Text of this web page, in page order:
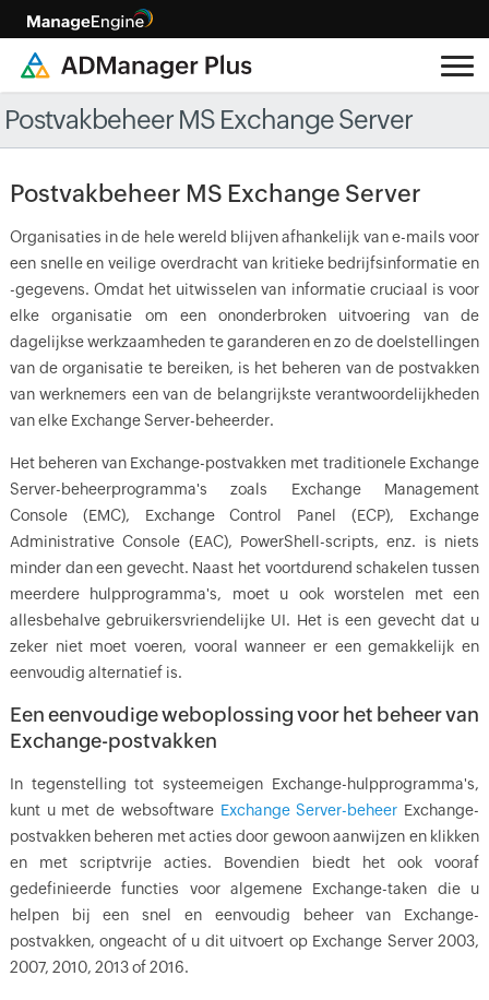
Postvakbeheer MS Exchange Server
Postvakbeheer MS Exchange Server
Organisaties in de hele wereld blijven afhankelijk van e-mails voor
een snelle en veilige overdracht van kritieke bedrijfsinformatie en
-gegevens. Omdat het uitwisselen van informatie cruciaal is voor
elke organisatie om een ononderbroken uitvoering van de
dagelijkse werkzaamheden te garanderen en zo de doelstellingen
van de organisatie te bereiken, is het beheren van de postvakken
van werknemers een van de belangrijkste verantwoordelijkheden
van elke Exchange Server-beheerder.
Het beheren van Exchange-postvakken met traditionele Exchange
Server-beheerprogramma's zoals Exchange Management
Console (EMC), Exchange Control Panel (ECP), Exchange
Administrative Console (EAC), PowerShell-scripts, enz. is niets
minder dan een gevecht. Naast het voortdurend schakelen tussen
meerdere hulpprogramma's, moet u ook worstelen met een
allesbehalve gebruikersvriendelijke UI. Het is een gevecht dat u
zeker niet moet voeren, vooral wanneer er een gemakkelijk en
eenvoudig alternatief is.
Een eenvoudige weboplossing voor het beheer van
Exchange-postvakken
In tegenstelling tot systeemeigen Exchange-hulpprogramma's,
kunt u met de websoftware Exchange Server-beheer Exchange-
postvakken beheren met acties door gewoon aanwijzen en klikken
en met scriptvrije acties. Bovendien biedt het ook vooraf
gedefinieerde functies voor algemene Exchange-taken die u
helpen bij een snel en eenvoudig beheer van Exchange-
postvakken, ongeacht of u dit uitvoert op Exchange Server 2003,
2007, 2010, 2013 of 2016.